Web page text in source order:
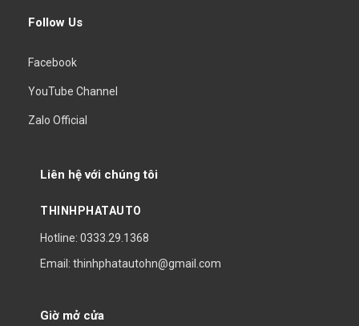
Follow Us
Facebook
YouTube Channel
Zalo Official
Liên hệ với chúng tôi
THINHPHATAUTO
Hotline: 0333.29.1368
Email: thinhphatautohn@gmail.com
Giờ mở cửa